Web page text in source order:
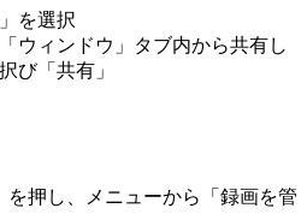
を選択
ウィンドウ」タブ内から共有し
び「共有」
を押し、メニューから「録画を管